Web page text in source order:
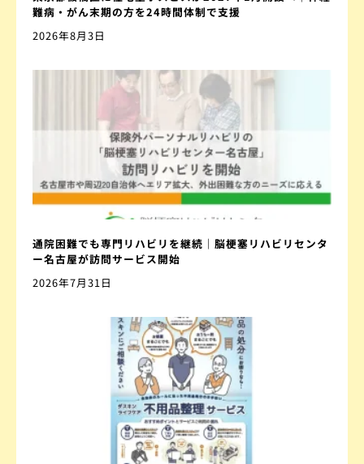
難病・がん末期の方を24時間体制で支援
2026年8月3日
通院困難でも専門リハビリを継続｜脳梗塞リハビリセンタ
ー名古屋が訪問サービス開始
2026年7月31日